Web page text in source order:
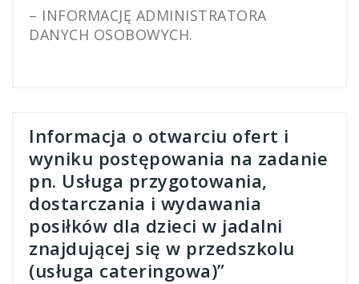
– INFORMACJĘ ADMINISTRATORA
DANYCH OSOBOWYCH.
Informacja o otwarciu ofert i
wyniku postępowania na zadanie
pn. Usługa przygotowania,
dostarczania i wydawania
posiłków dla dzieci w jadalni
znajdującej się w przedszkolu
(usługa cateringowa)”